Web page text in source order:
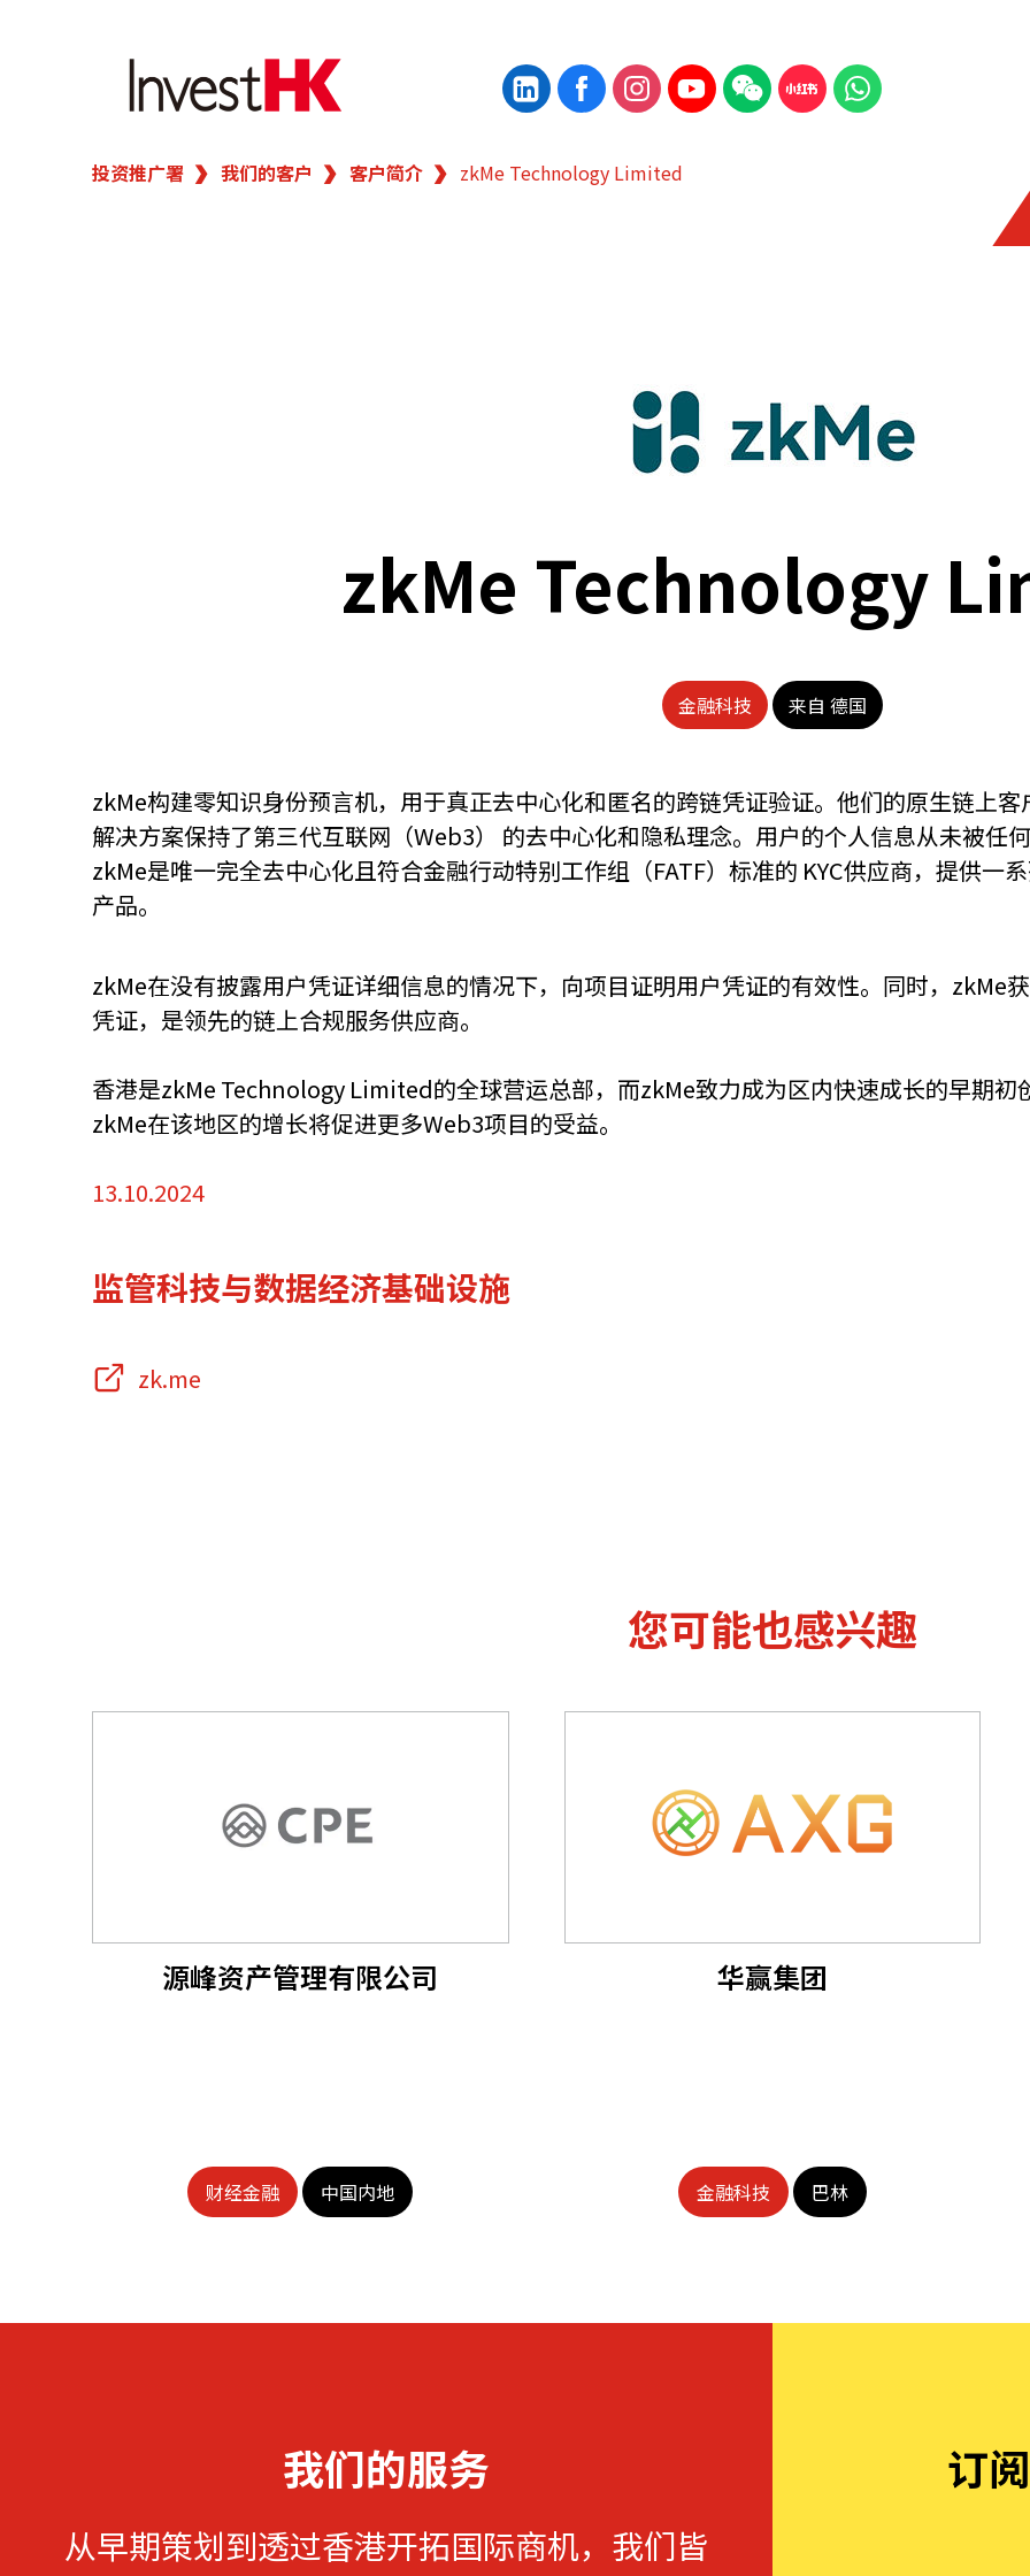
繁 简
快速链接
资源中心 常见问题 商业机遇：政府招标公告 推荐表格
关联网站
香港家族办公室 香港金融科技
投资推广署 我们的客户 客户简介 zkMe Technology Limited
zkMe Technology
金融科技 来自 德国
zkMe构建零知识身份预言机，用于真正去中心化和匿名的跨链凭证验证。他们的原生链上
解决方案保持了第三代互联网（Web3） 的去中心化和隐私理念。用户的个人信息从未被任
zkMe是唯一完全去中心化且符合金融行动特别工作组（FATF）标准的 KYC供应商，提供一
产品。
zkMe在没有披露用户凭证详细信息的情况下，向项目证明用户凭证的有效性。同时，zkMe
凭证，是领先的链上合规服务供应商。
香港是zkMe Technology Limited的全球营运总部，而zkMe致力成为区内快速成长的早期初
zkMe在该地区的增长将促进更多Web3项目的受益。
13.10.2024
监管科技与数据经济基础设施
zk.me
您可能也感兴趣
源峰资产管理有限公司
财经金融 中国内地
华赢集团
金融科技 巴林
我们的服务
从早期策划到透过香港开拓国际商机，我们皆
订